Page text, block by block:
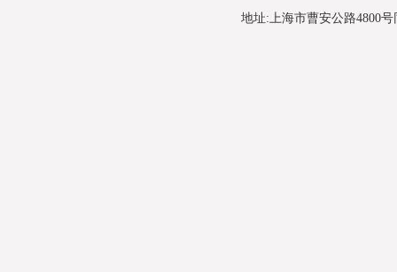
地址:上海市曹安公路4800